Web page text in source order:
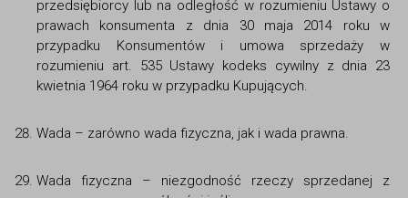
przedsiębiorcy lub na odległość w rozumieniu Ustawy o
prawach konsumenta z dnia 30 maja 2014 roku w
przypadku Konsumentów i umowa sprzedaży w
rozumieniu art. 535 Ustawy kodeks cywilny z dnia 23
kwietnia 1964 roku w przypadku Kupujących.
Wada – zarówno wada fizyczna, jak i wada prawna.
Wada fizyczna – niezgodność rzeczy sprzedanej z